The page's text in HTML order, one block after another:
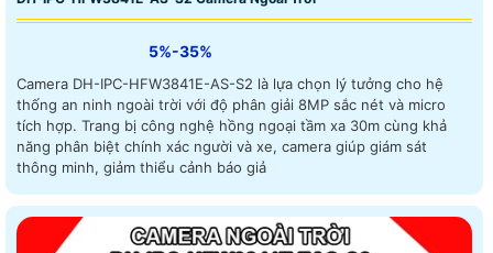
5%-35%
Camera DH-IPC-HFW3841E-AS-S2 là lựa chọn lý tưởng cho hệ
thống an ninh ngoài trời với độ phân giải 8MP sắc nét và micro
tích hợp. Trang bị công nghệ hồng ngoại tầm xa 30m cùng khả
năng phân biệt chính xác người và xe, camera giúp giám sát
thông minh, giảm thiểu cảnh báo giả